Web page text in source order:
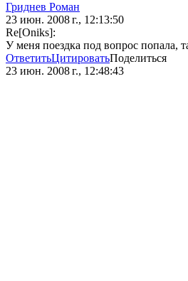
Гриднев Роман
23 июн. 2008 г., 12:13:50
Re[Oniks]:
У меня поездка под вопрос попала,
ОтветитьЦитироватьПоделиться
23 июн. 2008 г., 12:48:43